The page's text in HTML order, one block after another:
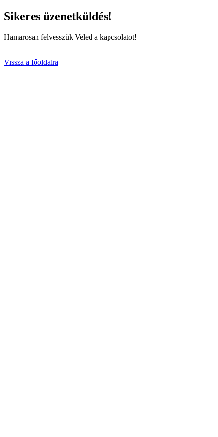
Sikeres üzenetküldés!
Hamarosan felvesszük Veled a kapcsolatot!
Vissza a főoldalra